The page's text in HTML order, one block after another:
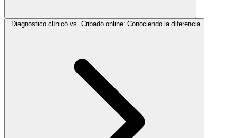
Diagnóstico clínico vs. Cribado online: Conociendo la diferencia